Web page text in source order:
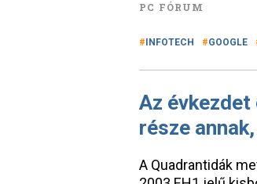
PC FÓRUM
INFOTECH GOOGLE
Az
része
A Quadrantidák